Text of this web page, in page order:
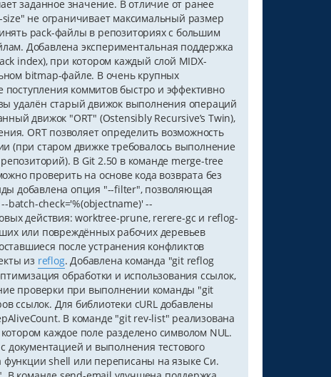
заданное значение. В отличие от ранее
не ограничивает максимальный размер
pack-файлы в репозиториях с большим
Добавлена экспериментальная поддержка
index), при котором каждый слой MIDX-
bitmap-файле. В очень крупных
коммитов быстро и эффективно
удалён старый движок выполнения операций
движок "ORT" (Ostensibly Recursive’s Twin),
ORT позволяет определить возможность
(при старом движке требовалось выполнение
В Git 2.50 в команде merge-tree
проверить на основе кода возврата без
добавлена опция "--filter", позволяющая
check='%(objectname)' --
действия: worktree-prune, rerere-gc и reflog-
или повреждённых рабочих деревьев
после устранения конфликтов
из reflog. Добавлена команда "git reflog
обработки и использования ссылок,
проверки при выполнении команды "git
ссылок. Для библиотеки cURL добавлены
В команде "git rev-list" реализована
каждое поле разделено символом NUL.
документацией и выполнения тестового
функции shell или переписаны на языке Си.